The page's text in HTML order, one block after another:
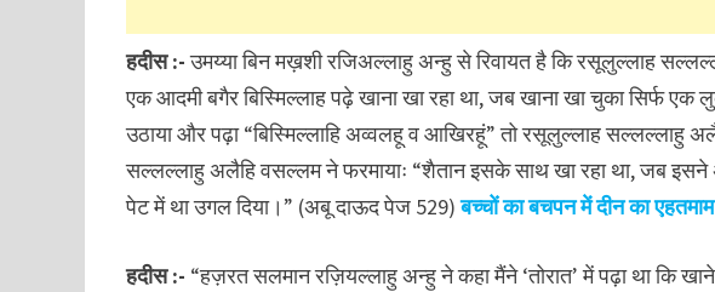
हदीस :-उमय्या बिन मख़शी रजिअल्लाहु अन्हु से रिवायत है कि रसूलुल्लाह
एक आदमी बगैर बिस्मिल्लाह पढ़े खाना खा रहा था, जब खाना खा चुका सिर्फ एक
उठाया और पढ़ा “बिस्मिल्लाहि अव्वलहू व आखिरहूं” तो रसूलुल्लाह
सल्लल्लाहु अलैहि वसल्लम ने फरमायाः “शैतान इसके साथ खा रहा था, जब
पेट में था उगल दिया।” (अबू दाऊद पेज 529)बच्चों का बचपन में दीन का
हदीस :- “हज़रत सलमान रज़ियल्लाहु अन्हु ने कहा मैंने ‘तोरात’ में पढ़ा था कि